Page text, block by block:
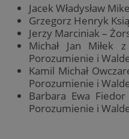
Jacek Władysław
Grzegorz Henryk
Jerzy Marciniak –
Michał Jan
Porozumienie i
Kamil Michał
Porozumienie i
Barbara Ewa
Porozumienie i